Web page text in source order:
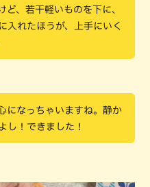
ど、若干軽いものを下に、
入れたほうが、上手にいく
になっちゃいますね。静か
し！できました！